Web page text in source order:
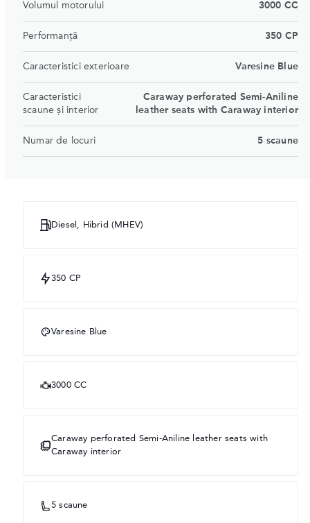
Volumul motorului 3000 CC
Performanță 350 CP
Caracteristici exterioare Varesine Blue
Caracteristici
scaune şi interior
Caraway perforated Semi-Aniline
leather seats with Caraway interior
Numar de locuri 5 scaune
Diesel, Hibrid (MHEV)
350 CP
Varesine Blue
3000 CC
Caraway perforated Semi-Aniline leather seats with
Caraway interior
5 scaune